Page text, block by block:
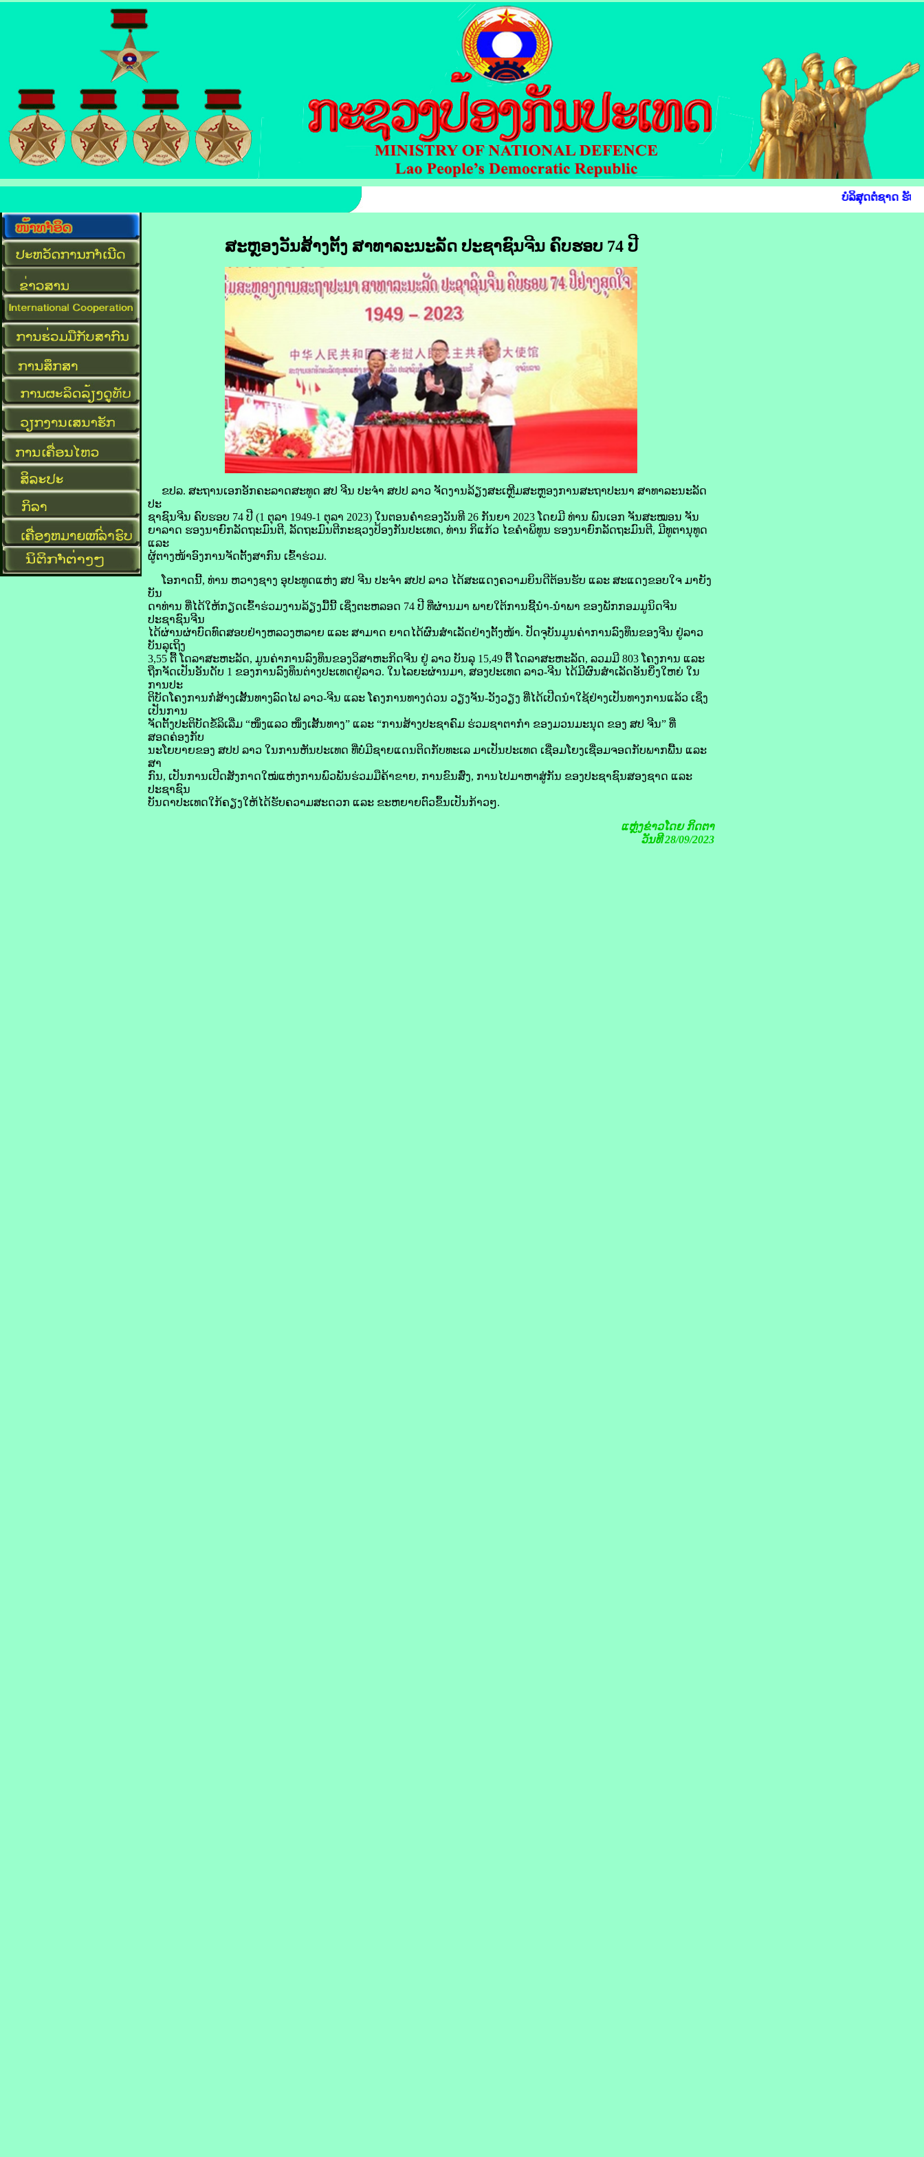
ບໍລິສຸດຕໍ່ຊາດ ຮັບໃ
ສະຫຼອງວັນສ້າງຕັ້ງ ສາທາລະນະລັດ ປະຊາຊົນຈີນ ຄົບຮອບ 74 ປີ
ຂປລ. ສະຖານເອກອັກຄະລາດສະທູດ ສປ ຈີນ ປະຈຳ ສປປ ລາວ ຈັດງານລ້ຽງສະເຫຼີມສະຫຼອງການສະຖາປະນາ ສາທາລະນະລັດ
ປະ
ຊາຊົນຈີນ ຄົບຮອບ 74 ປີ (1 ຕຸລາ 1949-1 ຕຸລາ 2023) ໃນຕອນຄ່ຳຂອງວັນທີ 26 ກັນຍາ 2023 ໂດຍມີ ທ່ານ ພົນເອກ ຈັນສະໝອນ ຈັນ
ຍາລາດ ຮອງນາຍົກລັດຖະມົນຕີ, ລັດຖະມົນຕີກະຊວງປ້ອງກັນປະເທດ, ທ່ານ ກິແກ້ວ ໄຂຄໍາພິທູນ ຮອງນາຍົກລັດຖະມົນຕີ, ມີທູຕານຸທູດ
ແລະ
ຜູ້ຕາງໜ້າອົງການຈັດຕັ້ງສາກົນ ເຂົ້າຮ່ວມ.
ໂອກາດນີ້, ທ່ານ ຫວາງຊາງ ອຸປະທູດແຫ່ງ ສປ ຈີນ ປະຈຳ ສປປ ລາວ ໄດ້ສະແດງຄວາມຍິນດີຕ້ອນຮັບ ແລະ ສະແດງຂອບໃຈ ມາຍັງ
ບັນ
ດາທ່ານ ທີ່ໄດ້ໃຫ້ກຽດເຂົ້າຮ່ວມງານລ້ຽງມື້ນີ້ ເຊິ່ງຕະຫລອດ 74 ປີ ທີ່ຜ່ານມາ ພາຍໃຕ້ການຊີ້ນໍາ-ນໍາພາ ຂອງພັກກອມມູນິດຈີນ
ປະຊາຊົນຈີນ
ໄດ້ຜ່ານຜ່າບົດທົດສອບຢ່າງຫລວງຫລາຍ ແລະ ສາມາດ ຍາດໄດ້ຜົນສຳເລັດຢ່າງຕັ້ງໜ້າ. ປັດຈຸບັນມູນຄ່າການລົງທຶນຂອງຈີນ ຢູ່ລາວ
ບັນລຸເຖິງ
3,55 ຕື້ ໂດລາສະຫະລັດ, ມູນຄ່າການລົງທຶນຂອງວິສາຫະກິດຈີນ ຢູ່ ລາວ ບັນລຸ 15,49 ຕື້ ໂດລາສະຫະລັດ, ລວມມີ 803 ໂຄງການ ແລະ
ຖືກຈັດເປັນອັນດັບ 1 ຂອງການລົງທຶນຕ່າງປະເທດຢູ່ລາວ. ໃນໄລຍະຜ່ານມາ, ສອງປະເທດ ລາວ-ຈີນ ໄດ້ມີຜົນສໍາເລັດອັນຍິ່ງໃຫຍ່ ໃນ
ການປະ
ຕິບັດໂຄງການກໍ່ສ້າງເສັ້ນທາງລົດໄຟ ລາວ-ຈີນ ແລະ ໂຄງການທາງດ່ວນ ວຽງຈັນ-ວັງວຽງ ທີ່ໄດ້ເປີດນຳໃຊ້ຢ່າງເປັນທາງການແລ້ວ ເຊິ່ງ
ເປັນການ
ຈັດຕັ້ງປະຕິບັດຂໍ້ລິເລີ່ມ “ໜຶ່ງແລວ ໜຶ່ງເສັ້ນທາງ” ແລະ “ການສ້າງປະຊາຄົມ ຮ່ວມຊາຕາກຳ ຂອງມວນມະນຸດ ຂອງ ສປ ຈີນ” ທີ່
ສອດຄ່ອງກັບ
ນະໂຍບາຍຂອງ ສປປ ລາວ ໃນການຫັນປະເທດ ທີ່ບໍ່ມີຊາຍແດນຕິດກັບທະເລ ມາເປັນປະເທດ ເຊື່ອມໂຍງເຊື່ອມຈອດກັບພາກພື້ນ ແລະ
ສາ
ກົນ, ເປັນການເປີດສັງກາດໃໝ່ແຫ່ງການພົວພັນຮ່ວມມືຄ້າຂາຍ, ການຂົນສົ່ງ, ການໄປມາຫາສູ່ກັນ ຂອງປະຊາຊົນສອງຊາດ ແລະ
ປະຊາຊົນ
ບັນດາປະເທດໃກ້ຄຽງໃຫ້ໄດ້ຮັບຄວາມສະດວກ ແລະ ຂະຫຍາຍຕົວຂຶ້ນເປັນກ້າວໆ.
ແຫຼ່ງຂ່າວໂດຍ ກິດຕາ
ວັນທີ 28/09/2023